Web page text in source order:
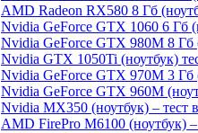
AMD Radeon RX580 8 Гб
Nvidia GeForce GTX 1060 6 Гб
Nvidia GeForce GTX 980M 8 Гб
Nvidia GTX 1050Ti (ноутбук)
Nvidia GeForce GTX 970M 3 Гб
Nvidia GeForce GTX 960M
Nvidia MX350 (ноутбук) – тест
AMD FirePro M6100 (ноутбук) –